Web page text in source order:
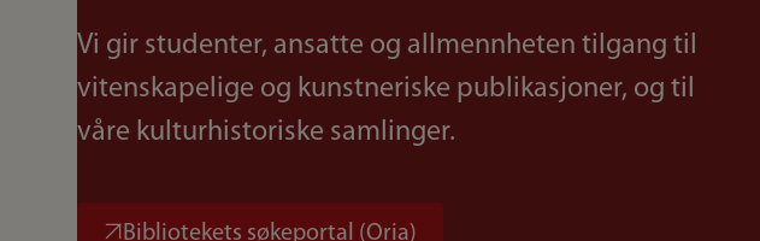
Vi gir studenter, ansatte og allmennheten tilgang til
vitenskapelige og kunstneriske publikasjoner, og til
våre kulturhistoriske samlinger.
Bibliotekets søkeportal (Oria)